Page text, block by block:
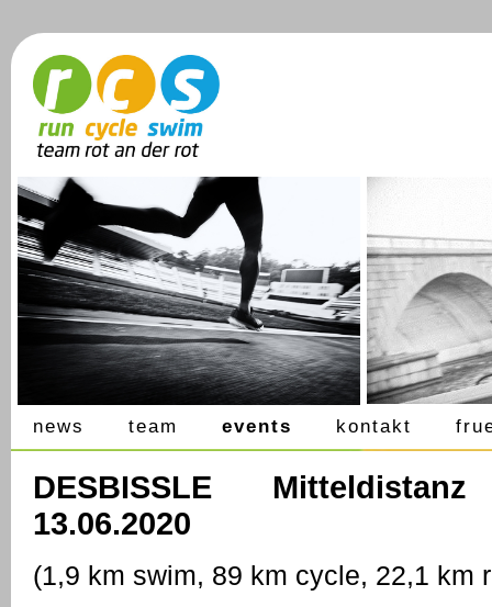
news team events kontakt
DESBISSLE
13.06.2020
(1,9 km swim, 89 km cycle, 22,1 km